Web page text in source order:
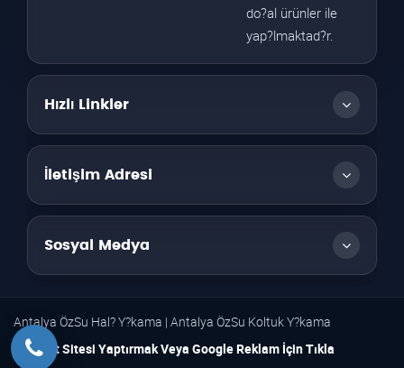
do?al ürünler ile
yap?lmaktad?r.
Hızlı Linkler
İletişim Adresi
Sosyal Medya
Antalya ÖzSu Hal? Y?kama | Antalya ÖzSu Koltuk Y?kama
İnternet Sitesi Yaptırmak Veya Google Reklam İçin Tıkla